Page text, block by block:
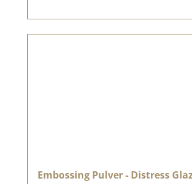
Embossing Pulver - Distress